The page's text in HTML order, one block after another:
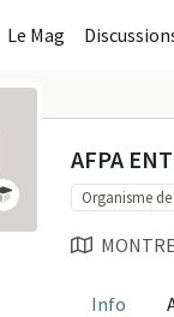
Le Mag
AFPA
Organisme
Info